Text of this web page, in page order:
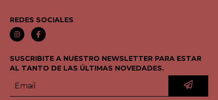
REDES SOCIALES
SUSCRIBITE A NUESTRO NEWSLETTER PARA ESTAR
AL TANTO DE LAS ÚLTIMAS NOVEDADES.